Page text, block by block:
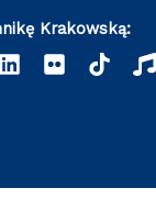
Krakowską: